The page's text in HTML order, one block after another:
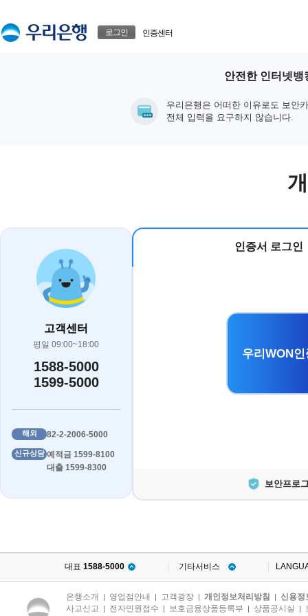
로그인 인증센터
안전한 인터넷뱅
우리은행은 어떠한 이유로도 보안
전체 입력을 요구하지 않습니다.
고객센터
평일 09:00~18:00
1588-5000
1599-5000
해외 82-2-2006-5000
신규상담 예적금 1599-8100
대출 1599-8300
인증서 로그인
우리WON
보안프로
대표 1588-5000 기타서비스
은행소개 | 영업점안내 | 고객광장 | 개인정보처리방침 | 신용정
사고신고 | 전자민원접수 | 보호금융상품등록부 | 상품공시실 |